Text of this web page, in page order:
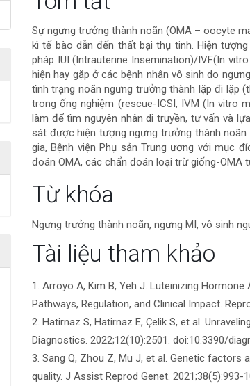
dung
chính
của
bài
viết
Sự ngưng trưởng thành noãn (OMA – oocyte
kì tế bào dẫn đến thất bại thụ tinh. Hiện
pháp IUI (Intrauterine Insemination)/IVF(In
hiện hay gặp ở các bệnh nhân vô sinh do
tình trạng noãn ngưng trưởng thành lặp đi lặp
trong ống nghiệm (rescue-ICSI, IVM (In vitro
làm để tìm nguyên nhân di truyền, tư vấn và
sát được hiện tượng ngưng trưởng thành
gia, Bệnh viện Phụ sản Trung ương với mục
đoán OMA, các chẩn đoán loại trừ giống-
Chi
tiết
bài
viết
Từ khóa
Ngưng trưởng thành noãn, ngưng MI, vô sinh
Tài liệu tham khảo
1. Arroyo A, Kim B, Yeh J. Luteinizing
Pathways, Regulation, and Clinical Impact.
2. Hatirnaz S, Hatirnaz E, Çelik S, et al.
Diagnostics. 2022;12(10):2501. doi:10.3390/
3. Sang Q, Zhou Z, Mu J, et al. Genetic
quality. J Assist Reprod Genet.